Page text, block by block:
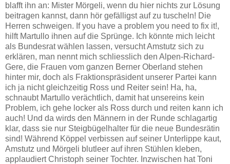
blafft ihn an: Mister Mörgeli, wenn du hier nichts zur Lösung
beitragen kannst, dann hör gefälligst auf zu tuscheln! Die
Herren schweigen. If you have a problem you need to fix it!,
hilft Martullo ihnen auf die Sprünge. Ich könnte mich leicht
als Bundesrat wählen lassen, versucht Amstutz sich zu
erklären, man nennt mich schliesslich den Alpen-Richard-
Gere, die Frauen vom ganzen Berner Oberland stehen
hinter mir, doch als Fraktionspräsident unserer Partei kann
ich ja nicht gleichzeitig Ross und Reiter sein! Ha, ha,
schnaubt Martullo verächtlich, damit hat unsereins kein
Problem, ich gehe locker als Ross durch und reiten kann ich
auch! Und da wirds den Männern in der Runde schlagartig
klar, dass sie nur Steigbügelhalter für die neue Bundesrätin
sind! Während Köppel verbissen auf seiner Unterlippe kaut,
Amstutz und Mörgeli blutleer auf ihren Stühlen kleben,
applaudiert Christoph seiner Tochter. Inzwischen hat Toni